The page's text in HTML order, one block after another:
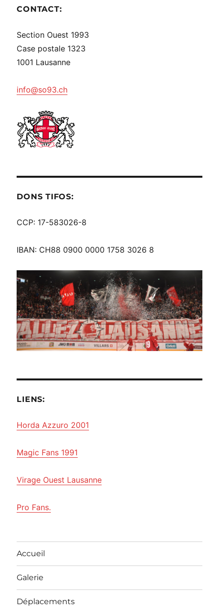
CONTACT:
Section Ouest 1993
Case postale 1323
1001 Lausanne
info@so93.ch
DONS TIFOS:
CCP: 17-583026-8
IBAN: CH88 0900 0000 1758 3026 8
LIENS:
Horda Azzuro 2001
Magic Fans 1991
Virage Ouest Lausanne
Pro Fans.
Accueil
Galerie
Déplacements